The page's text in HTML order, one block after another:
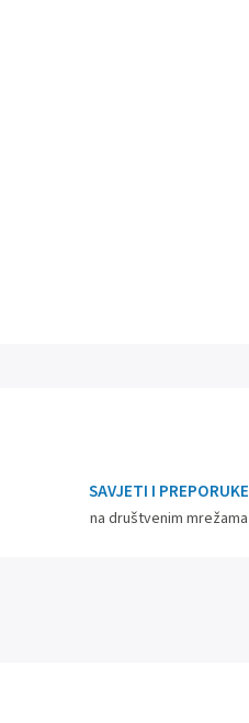
SAVJETI I PREPORUKE
na društvenim mrežama